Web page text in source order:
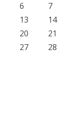
6 7
13 14
20 21
27 28